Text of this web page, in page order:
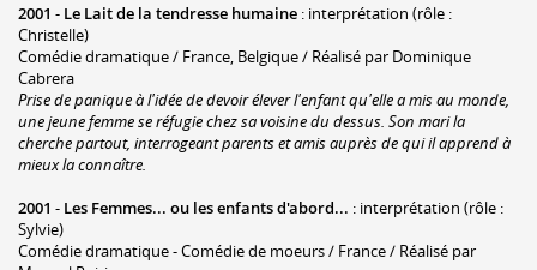
2001 - Le Lait de la tendresse humaine : interprétation (rôle :
Christelle)
Comédie dramatique / France, Belgique / Réalisé par Dominique
Cabrera
Prise de panique à l'idée de devoir élever l'enfant qu'elle a mis au monde,
une jeune femme se réfugie chez sa voisine du dessus. Son mari la
cherche partout, interrogeant parents et amis auprès de qui il apprend à
mieux la connaître.
2001 - Les Femmes... ou les enfants d'abord... : interprétation (rôle :
Sylvie)
Comédie dramatique - Comédie de moeurs / France / Réalisé par